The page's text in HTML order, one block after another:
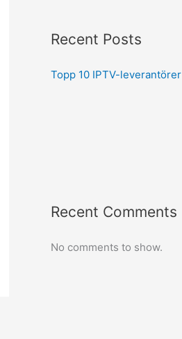
Recent Posts
Topp 10 IPTV-leverantörer
Recent Comments
No comments to show.